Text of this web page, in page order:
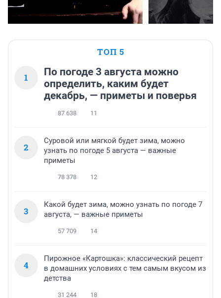
ТОП 5
1
По погоде 3 августа можно
определить, каким будет
декабрь, — приметы и поверья
87 638 11
2
Суровой или мягкой будет зима, можно
узнать по погоде 5 августа — важные
приметы
78 378 12
3
Какой будет зима, можно узнать по погоде 7
августа, — важные приметы
57 709 14
4
Пирожное «Картошка»: классический рецепт
в домашних условиях с тем самым вкусом из
детства
31 244 18